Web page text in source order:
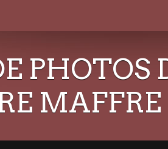
PHOTOS
MAFFRE